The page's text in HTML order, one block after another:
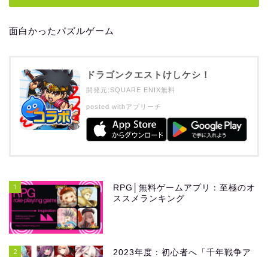
面白かったパズルゲーム
ドラゴンクエストけしケシ！
開発元:SQUARE ENIX無料
posted withアプリーチ
1
RPG│無料ゲームアプリ：至極のオ
ススメランキング
2
2023年度：初心者へ「千年戦争ア